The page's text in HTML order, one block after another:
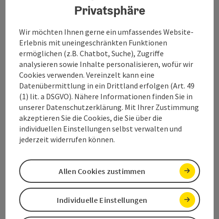
Salzkammergut Tourismus - Destination
Traunsee-Almtal
Toscanapark 1
Gmunden
+43 6132 26909-700
traunsee@salzkammergut.at
Kataloge/Prospekte bestellen
Privatsphäre
Wir möchten Ihnen gerne ein umfassendes Website-
Erlebnis mit uneingeschränkten Funktionen
ermöglichen (z.B. Chatbot, Suche), Zugriffe
analysieren sowie Inhalte personalisieren, wofür wir
Cookies verwenden. Vereinzelt kann eine
Datenübermittlung in ein Drittland erfolgen (Art. 49
(1) lit. a DSGVO). Nähere Informationen finden Sie in
unserer Datenschutzerklärung. Mit Ihrer Zustimmung
akzeptieren Sie die Cookies, die Sie über die
individuellen Einstellungen selbst verwalten und
jederzeit widerrufen können.
Individuelle Einstellungen
Allen Cookies zustimmen